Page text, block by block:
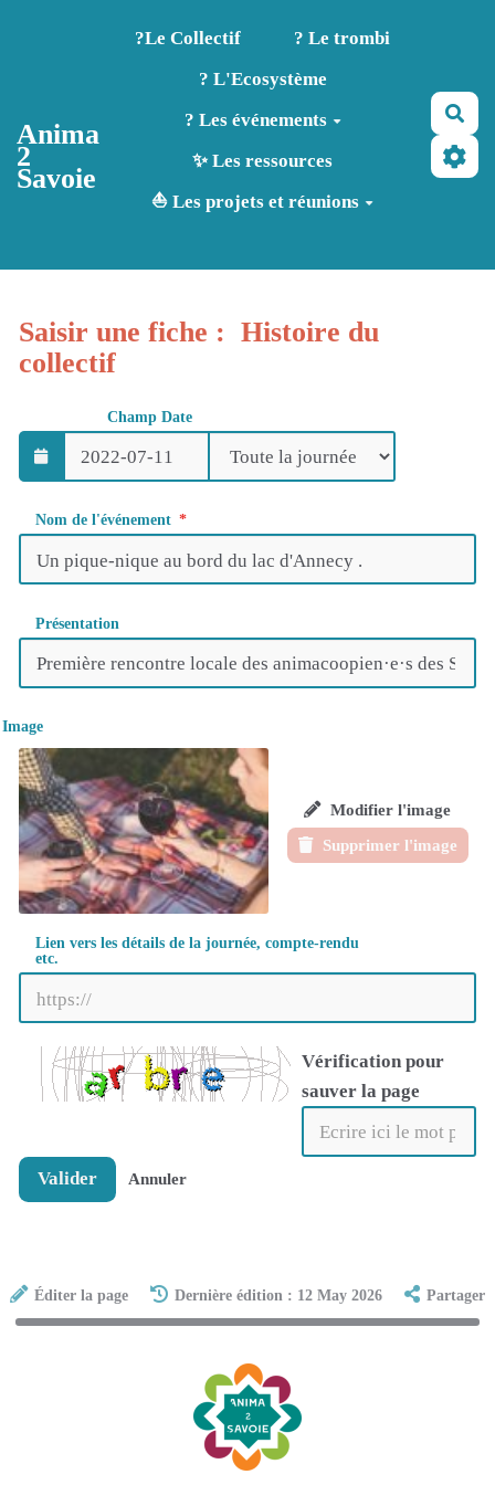
Aller au contenu principal
Anima
2
Savoie
?️Le Collectif
? Le trombi
? L'Ecosystème
? Les événements
✨ Les ressources
⛵ Les projets et réunions
Saisir une fiche : Histoire du
collectif
Champ Date
Nom de l'événement
Présentation
Image
Modifier l'image
Supprimer l'image
Lien vers les détails de la journée, compte-rendu
etc.
Vérification pour
sauver la page
Valider Annuler
Éditer la page Dernière édition : 12 May 2026 Partager